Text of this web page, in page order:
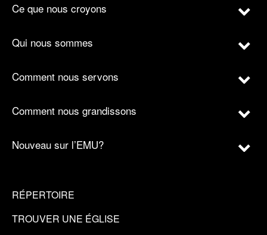
Ce que nous croyons
Qui nous sommes
Comment nous servons
Comment nous grandissons
Nouveau sur l’EMU?
RÉPERTOIRE
TROUVER UNE ÉGLISE